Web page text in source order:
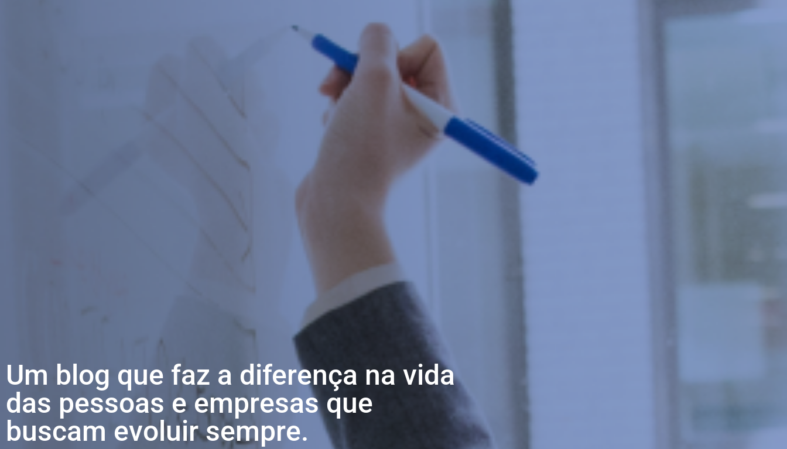
Um blog que faz a diferença na vida
das pessoas e empresas que
buscam evoluir sempre.